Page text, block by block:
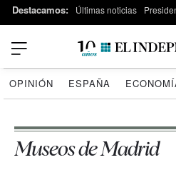
Destacamos: Últimas noticias
OPINIÓN ESPAÑA
Museos de Madrid